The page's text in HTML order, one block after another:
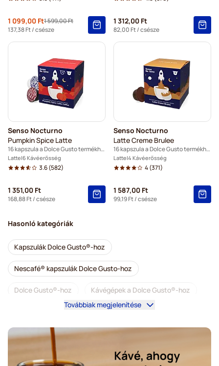
Special Price
1 099,00 FtRegular Price
1 599,00 Ft
137,38 Ft/ csésze
1 312,00 Ft
82,00 Ft/ csésze
Senso Nocturno
Pumpkin Spice Latte
16 kapszula a Dolce Gusto termékhez
Latte 6 Kávéerősség
3.6(582)
1 351,00 Ft
168,88 Ft/ csésze
Senso Nocturno
Latte Creme Brulee
16 kapszula a Dolce Gusto termékhez
Latte 4 Kávéerősség
4(371)
1 587,00 Ft
99,19 Ft/ csésze
Hasonló kategóriák
Kapszulák Dolce Gusto®-hoz
Nescafé® kapszulák Dolce Gusto-hoz
Dolce Gusto®-hoz Kávégépek a Dolce Gusto®-hoz
Tartozékok a Dolce Gusto®-hoz
Koffeinmentes kávé Dolce Gusto kávéfőzőkhöz
Vízkőoldás és tisztítás Dolce Gusto-hoz
Továbbiak megjelenítése